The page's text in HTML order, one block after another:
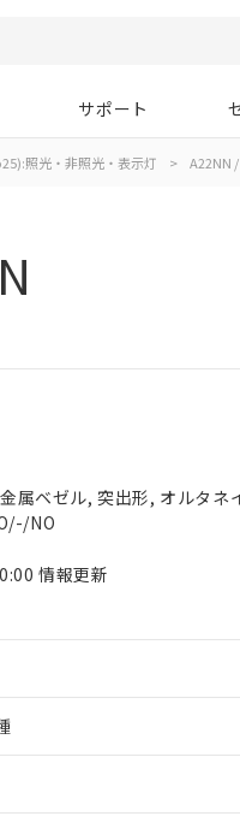
サポート
照光・非照光・表示灯 > A22NN /
属ベゼル, 突出形, オルタネ
NO
情報更新